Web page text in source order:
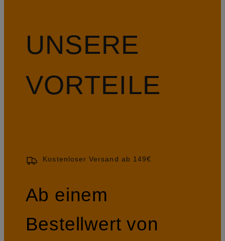
UNSERE
VORTEILE
Kostenloser Versand ab 149€
Ab einem
Bestellwert von